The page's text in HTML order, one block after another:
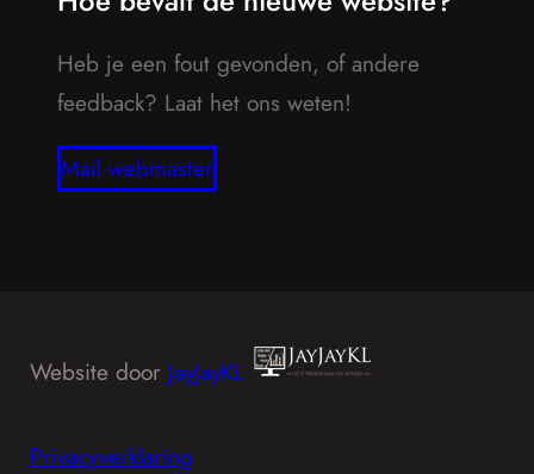
Heb je een fout gevonden, of andere
feedback? Laat het ons weten!
Mail webmaster
Website door JayJayKL
Privacyverklaring